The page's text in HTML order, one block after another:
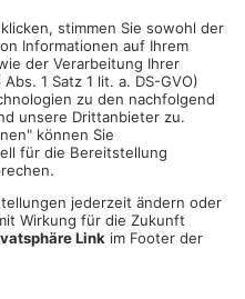
die Freien Wähler
Kreis könnten zwei
Liam Ullrich aus
Landesliste und Heico
Maintal, auf Platz 10. Die
den Ergebnissen der Freien
drei